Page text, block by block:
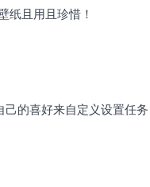
纸且用且珍惜！
的喜好来自定义设置任务